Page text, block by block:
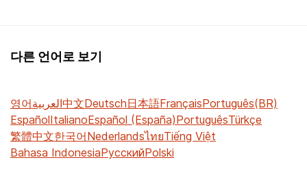
다른 언어로 보기
영어العربية中文Deutsch日本語FrançaisPortuguês(BR)
EspañolItalianoEspañol (España)PortuguêsTürkçe
繁體中文한국어NederlandsไทยTiếng Việt
Bahasa IndonesiaРусскийPolski